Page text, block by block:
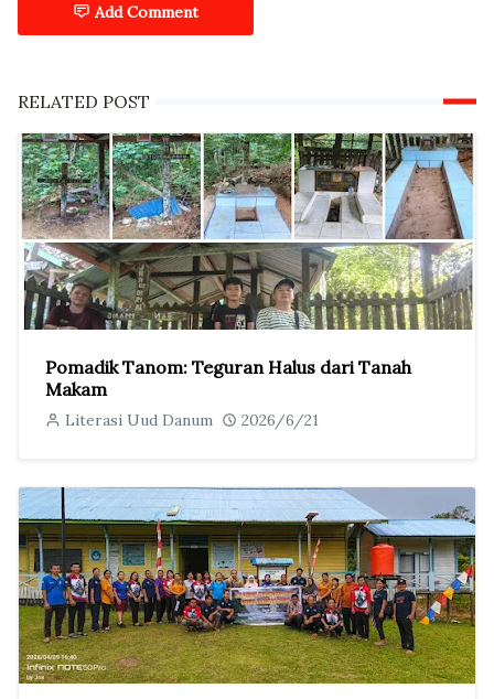
Add Comment
RELATED POST
Pomadik Tanom: Teguran Halus dari Tanah
Makam
Literasi Uud Danum 2026/6/21